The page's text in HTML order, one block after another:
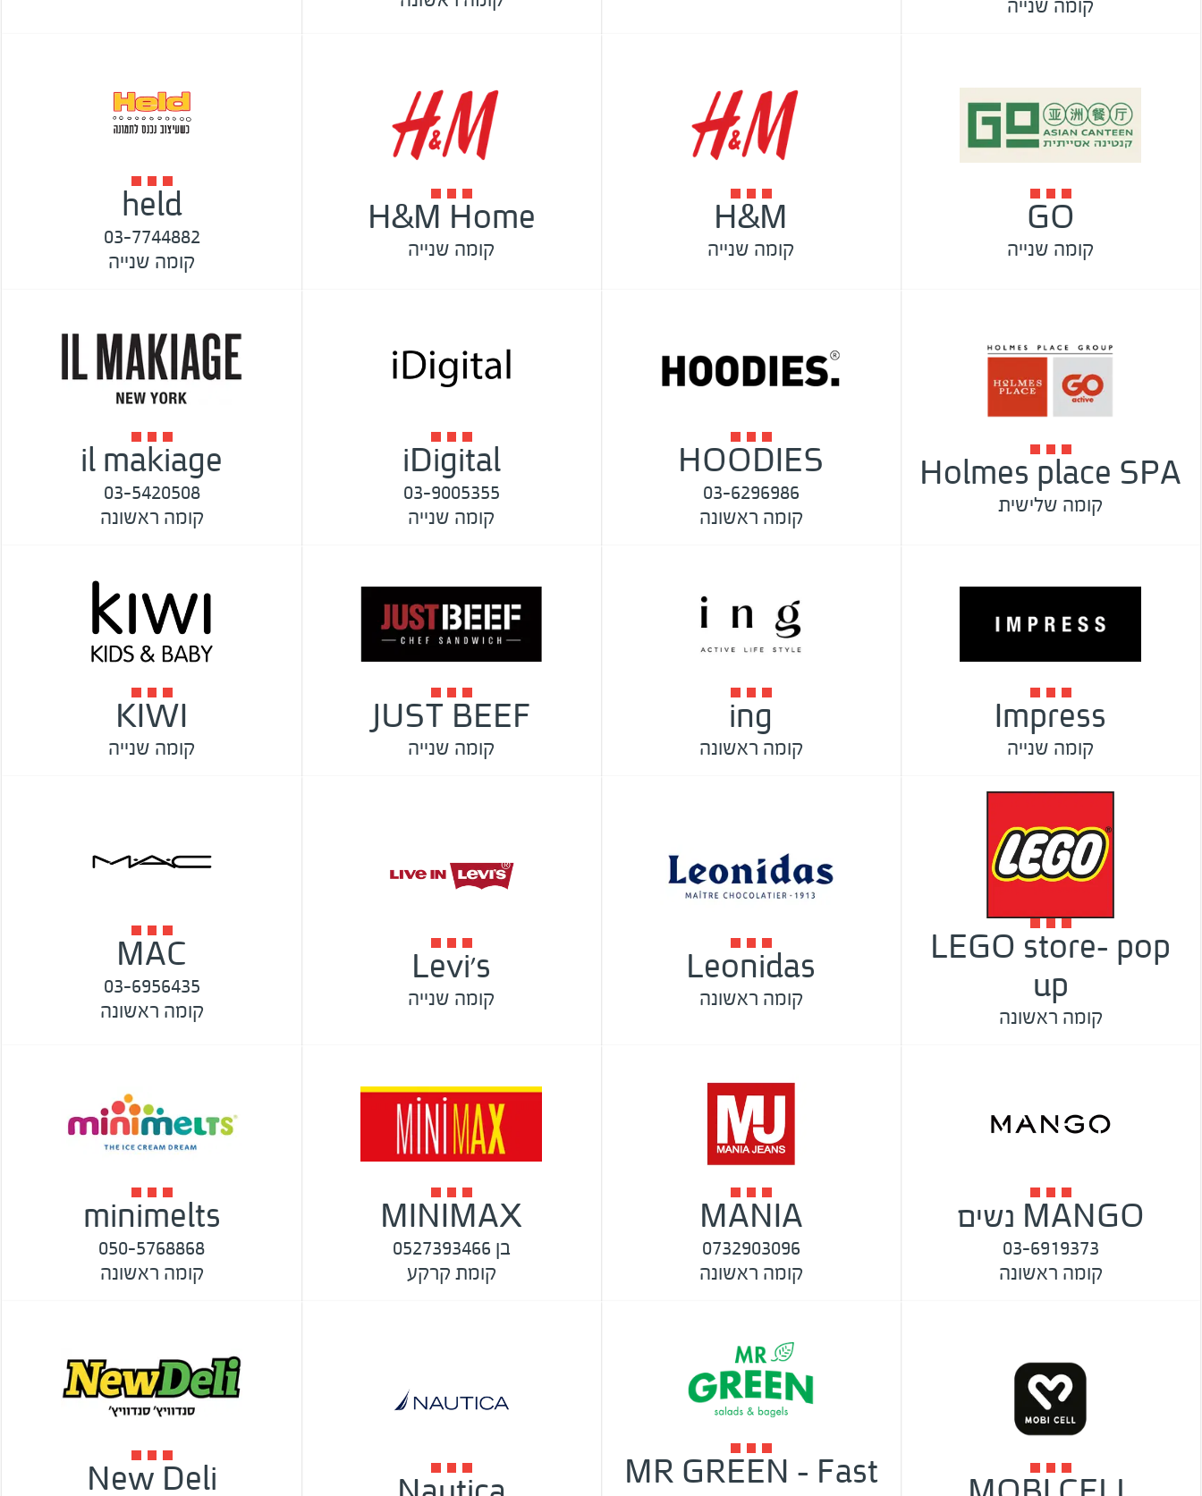
קומה שנייה
GO
קומה שנייה
H&M
קומה שנייה
H&M Home
קומה שנייה
held
03-7744882
קומה שנייה
Holmes place SPA
קומה שלישית
HOODIES
03-6296986
קומה ראשונה
iDigital
03-9005355
קומה שנייה
il makiage
03-5420508
קומה ראשונה
Impress
קומה שנייה
ing
קומה ראשונה
JUST BEEF
קומה שנייה
KIWI
קומה שנייה
LEGO store- pop
up
קומה ראשונה
Leonidas
קומה ראשונה
Levi's
קומה שנייה
MAC
03-6956435
קומה ראשונה
MANGO נשים
03-6919373
קומה ראשונה
MANIA
0732903096
קומה ראשונה
MINIMAX
בן 0527393466
קומת קרקע
minimelts
050-5768868
קומה ראשונה
MR GREEN - Fast
New Deli